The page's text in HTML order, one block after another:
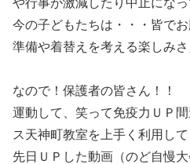
今の子どもたちは・・・皆で
準備や着替えを考える楽しみさ
なので！保護者の皆さん！！
運動して、笑って免疫力ＵＰ
ス天神町教室を上手く利用して
先日ＵＰした動画（のど自慢